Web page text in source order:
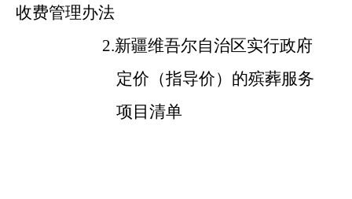
收费管理办法
2.新疆维吾尔自治区实行政府
定价（指导价）的殡葬服务
项目清单